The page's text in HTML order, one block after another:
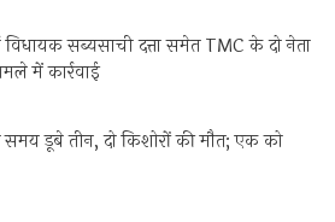
विधायक सब्यसाची दत्ता समेत TMC के दो नेता
में कार्रवाई
डूबे तीन, दो किशोरों की मौत; एक को